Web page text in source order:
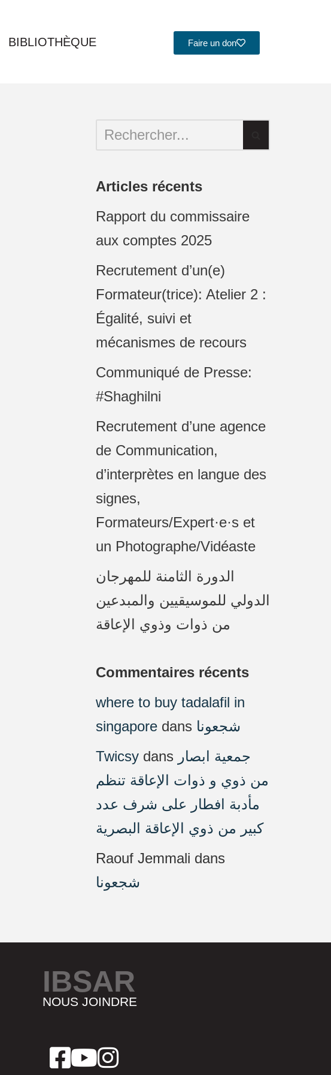
BIBLIOTHÈQUE Faire un don
Articles récents
Rapport du commissaire
aux comptes 2025
Recrutement d’un(e)
Formateur(trice): Atelier 2 :
Égalité, suivi et
mécanismes de recours
Communiqué de Presse:
#Shaghilni
Recrutement d’une agence
de Communication,
d’interprètes en langue des
signes,
Formateurs/Expert·e·s et
un Photographe/Vidéaste
الدورة الثامنة للمهرجان
الدولي للموسيقيين والمبدعين
من ذوات وذوي الإعاقة
Commentaires récents
where to buy tadalafil in
singapore dans شجعونا
Twicsy dans جمعية ابصار
من ذوي و ذوات الإعاقة تنظم
مأدبة افطار على شرف عدد
كبير من ذوي الإعاقة البصرية
Raouf Jemmali dans
شجعونا
IBSAR
NOUS JOINDRE